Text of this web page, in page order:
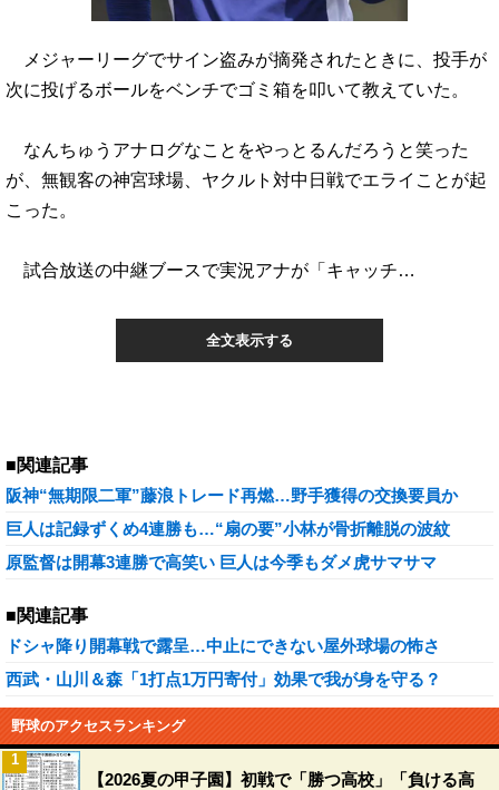
メジャーリーグでサイン盗みが摘発されたときに、投手が
次に投げるボールをベンチでゴミ箱を叩いて教えていた。
なんちゅうアナログなことをやっとるんだろうと笑った
が、無観客の神宮球場、ヤクルト対中日戦でエライことが起
こった。
試合放送の中継ブースで実況アナが「キャッチ…
全文表示する
■関連記事
阪神“無期限二軍”藤浪トレード再燃…野手獲得の交換要員か
巨人は記録ずくめ4連勝も…“扇の要”小林が骨折離脱の波紋
原監督は開幕3連勝で高笑い 巨人は今季もダメ虎サマサマ
■関連記事
ドシャ降り開幕戦で露呈…中止にできない屋外球場の怖さ
西武・山川＆森「1打点1万円寄付」効果で我が身を守る？
野球のアクセスランキング
【2026夏の甲子園】初戦で「勝つ高校」「負ける高
1